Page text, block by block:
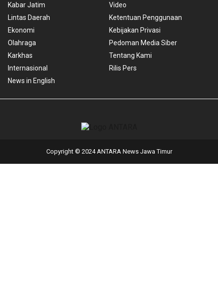
Kabar Jatim
Lintas Daerah
Ekonomi
Olahraga
Karkhas
Internasional
News in English
Video
Ketentuan Penggunaan
Kebijakan Privasi
Pedoman Media Siber
Tentang Kami
Rilis Pers
Copyright © 2024 ANTARA News Jawa Timur